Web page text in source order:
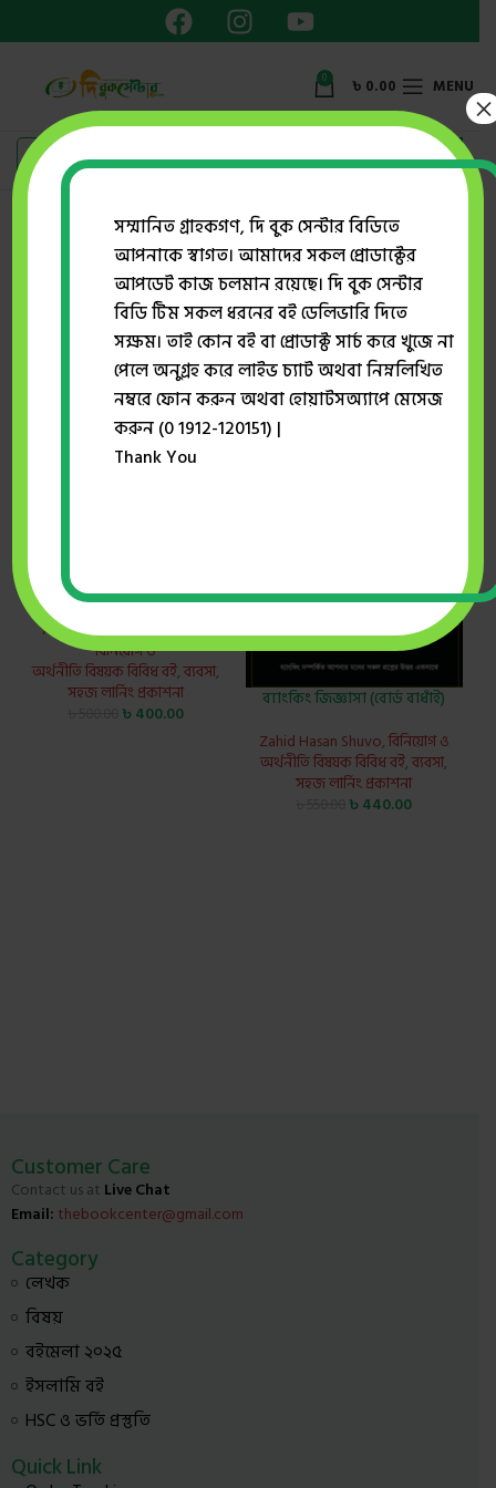
0 ৳ 0.00 MENU
সহজ লার্নিং প্রকাশনা
Showing all 2 results
Show sidebar
Antu Chowdhury,নতুন বই,
বিনিয়োগ ও
অর্থনীতি বিষয়ক বিবিধ বই,ব্যবসা,
সহজ লার্নিং প্রকাশনা
৳400.00
-20%
ব্যাংকিং জিজ্ঞাসা (বোর্ড বাধাঁই)
Zahid Hasan Shuvo,বিনিয়োগ ও
অর্থনীতি বিষয়ক বিবিধ বই,ব্যবসা,
সহজ লার্নিং প্রকাশনা
৳440.00
Customer Care
Contact us at Live Chat
Email: thebookcenter@gmail.com
Category
লেখক
বিষয়
বইমেলা ২০২৫
ইসলামি বই
HSC ও ভর্তি প্রস্তুতি
Quick Link
সম্মানিত গ্রাহকগণ, দি বুক সেন্টার বিডিতে
আপনাকে স্বাগত। আমাদের সকল প্রোডাক্টের
আপডেট কাজ চলমান রয়েছে। দি বুক সেন্টার
বিডি টিম সকল ধরনের বই ডেলিভারি দিতে
সক্ষম। তাই কোন বই বা প্রোডাক্ট সার্চ করে খুজে না
পেলে অনুগ্রহ করে লাইভ চ্যাট অথবা নিম্নলিখিত
নম্বরে ফোন করুন অথবা হোয়াটসঅ্যাপে মেসেজ
করুন (0 1912-120151) |
Thank You
×